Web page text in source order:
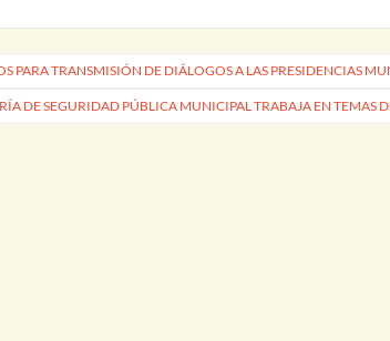
PARA TRANSMISIÓN DE DIÁLOGOS A LAS PRESIDENCIAS
DE SEGURIDAD PÚBLICA MUNICIPAL TRABAJA EN TEMAS